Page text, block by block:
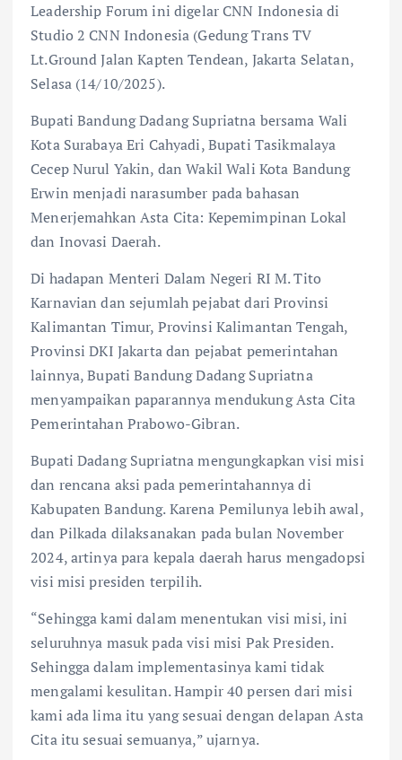
Leadership Forum ini digelar CNN Indonesia di
Studio 2 CNN Indonesia (Gedung Trans TV
Lt.Ground Jalan Kapten Tendean, Jakarta Selatan,
Selasa (14/10/2025).
Bupati Bandung Dadang Supriatna bersama Wali
Kota Surabaya Eri Cahyadi, Bupati Tasikmalaya
Cecep Nurul Yakin, dan Wakil Wali Kota Bandung
Erwin menjadi narasumber pada bahasan
Menerjemahkan Asta Cita: Kepemimpinan Lokal
dan Inovasi Daerah.
Di hadapan Menteri Dalam Negeri RI M. Tito
Karnavian dan sejumlah pejabat dari Provinsi
Kalimantan Timur, Provinsi Kalimantan Tengah,
Provinsi DKI Jakarta dan pejabat pemerintahan
lainnya, Bupati Bandung Dadang Supriatna
menyampaikan paparannya mendukung Asta Cita
Pemerintahan Prabowo-Gibran.
Bupati Dadang Supriatna mengungkapkan visi misi
dan rencana aksi pada pemerintahannya di
Kabupaten Bandung. Karena Pemilunya lebih awal,
dan Pilkada dilaksanakan pada bulan November
2024, artinya para kepala daerah harus mengadopsi
visi misi presiden terpilih.
“Sehingga kami dalam menentukan visi misi, ini
seluruhnya masuk pada visi misi Pak Presiden.
Sehingga dalam implementasinya kami tidak
mengalami kesulitan. Hampir 40 persen dari misi
kami ada lima itu yang sesuai dengan delapan Asta
Cita itu sesuai semuanya,” ujarnya.